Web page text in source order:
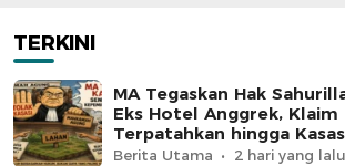
TERKINI
MA Tegaskan Hak
Eks Hotel Anggrek, Klaim
Terpatahkan hingga
Berita Utama 2 hari yang lalu